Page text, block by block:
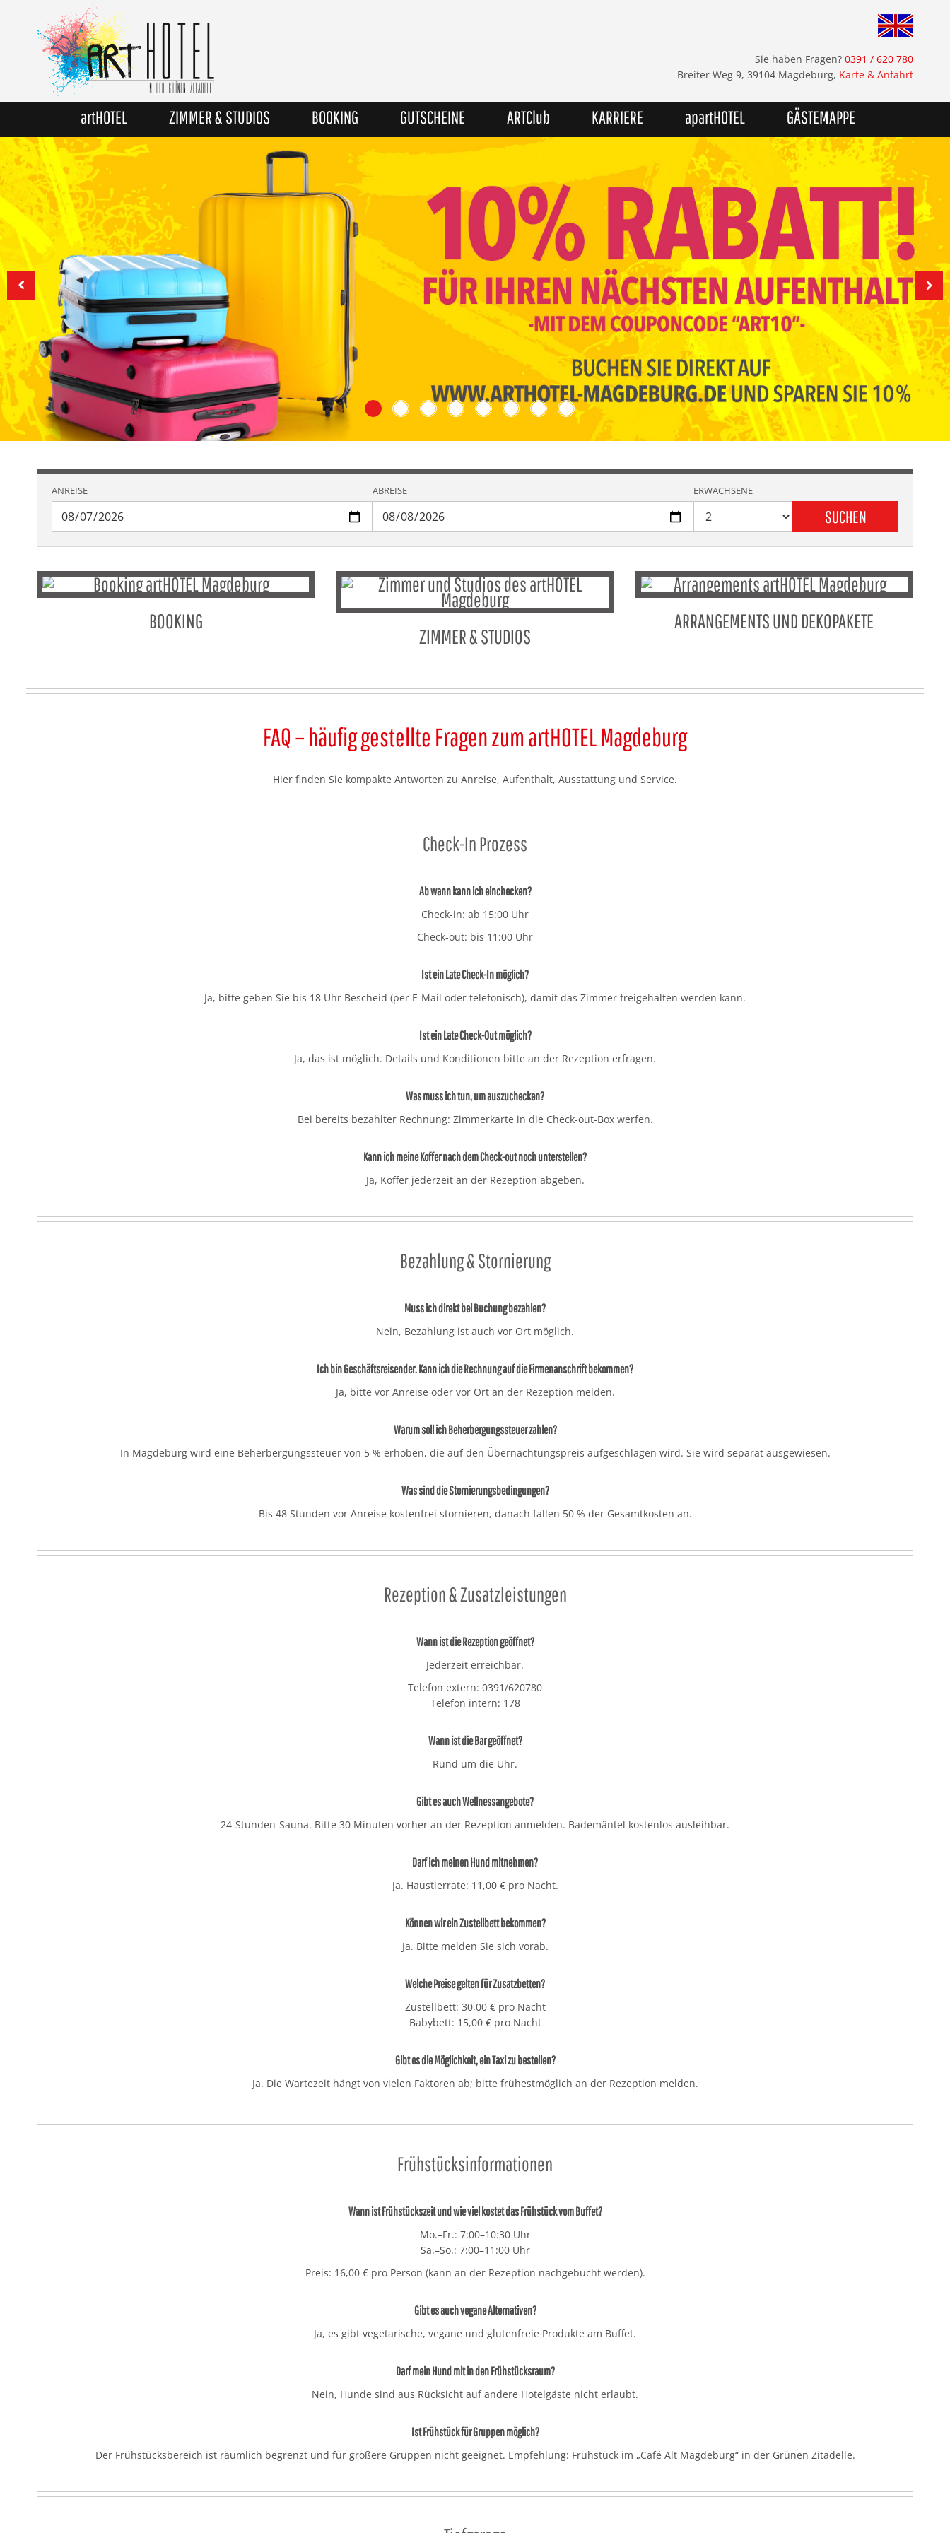
Sie haben Fragen? 0391 / 620 780
Breiter Weg 9, 39104 Magdeburg, Karte & Anfahrt
artHOTEL ZIMMER & STUDIOS BOOKING GUTSCHEINE ARTClub KARRIERE apartHOTEL GÄSTEMAPPE
ANREISE ABREISE ERWACHSENE
SUCHEN
BOOKING
ZIMMER & STUDIOS
ARRANGEMENTS UND DEKOPAKETE
FAQ – häufig gestellte Fragen zum artHOTEL Magdeburg
Hier finden Sie kompakte Antworten zu Anreise, Aufenthalt, Ausstattung und Service.
Check-In Prozess
Ab wann kann ich einchecken?
Check-in: ab 15:00 Uhr
Check-out: bis 11:00 Uhr
Ist ein Late Check-In möglich?
Ja, bitte geben Sie bis 18 Uhr Bescheid (per E-Mail oder telefonisch), damit das Zimmer freigehalten werden kann.
Ist ein Late Check-Out möglich?
Ja, das ist möglich. Details und Konditionen bitte an der Rezeption erfragen.
Was muss ich tun, um auszuchecken?
Bei bereits bezahlter Rechnung: Zimmerkarte in die Check-out-Box werfen.
Kann ich meine Koffer nach dem Check-out noch unterstellen?
Ja, Koffer jederzeit an der Rezeption abgeben.
Bezahlung & Stornierung
Muss ich direkt bei Buchung bezahlen?
Nein, Bezahlung ist auch vor Ort möglich.
Ich bin Geschäftsreisender. Kann ich die Rechnung auf die Firmenanschrift bekommen?
Ja, bitte vor Anreise oder vor Ort an der Rezeption melden.
Warum soll ich Beherbergungssteuer zahlen?
In Magdeburg wird eine Beherbergungssteuer von 5 % erhoben, die auf den Übernachtungspreis aufgeschlagen wird. Sie wird separat ausgewiesen.
Was sind die Stornierungsbedingungen?
Bis 48 Stunden vor Anreise kostenfrei stornieren, danach fallen 50 % der Gesamtkosten an.
Rezeption & Zusatzleistungen
Wann ist die Rezeption geöffnet?
Jederzeit erreichbar.
Telefon extern: 0391/620780
Telefon intern: 178
Wann ist die Bar geöffnet?
Rund um die Uhr.
Gibt es auch Wellnessangebote?
24-Stunden-Sauna. Bitte 30 Minuten vorher an der Rezeption anmelden. Bademäntel kostenlos ausleihbar.
Darf ich meinen Hund mitnehmen?
Ja. Haustierrate: 11,00 € pro Nacht.
Können wir ein Zustellbett bekommen?
Ja. Bitte melden Sie sich vorab.
Welche Preise gelten für Zusatzbetten?
Zustellbett: 30,00 € pro Nacht
Babybett: 15,00 € pro Nacht
Gibt es die Möglichkeit, ein Taxi zu bestellen?
Ja. Die Wartezeit hängt von vielen Faktoren ab; bitte frühestmöglich an der Rezeption melden.
Frühstücksinformationen
Wann ist Frühstückszeit und wie viel kostet das Frühstück vom Buffet?
Mo.–Fr.: 7:00–10:30 Uhr
Sa.–So.: 7:00–11:00 Uhr
Preis: 16,00 € pro Person (kann an der Rezeption nachgebucht werden).
Gibt es auch vegane Alternativen?
Ja, es gibt vegetarische, vegane und glutenfreie Produkte am Buffet.
Darf mein Hund mit in den Frühstücksraum?
Nein, Hunde sind aus Rücksicht auf andere Hotelgäste nicht erlaubt.
Ist Frühstück für Gruppen möglich?
Der Frühstücksbereich ist räumlich begrenzt und für größere Gruppen nicht geeignet. Empfehlung: Frühstück im „Café Alt Magdeburg“ in der Grünen Zitadelle.